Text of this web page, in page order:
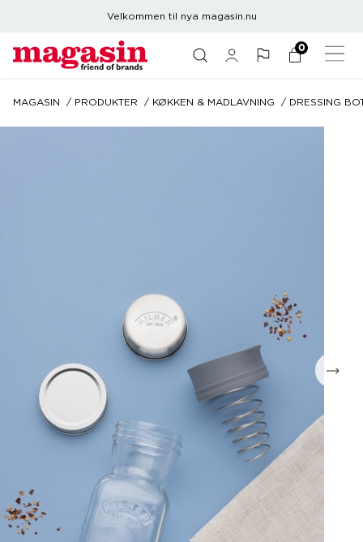
Velkommen til nya magasin.nu
0
MAGASIN PRODUKTER KØKKEN & MADLAVNING DRESSING